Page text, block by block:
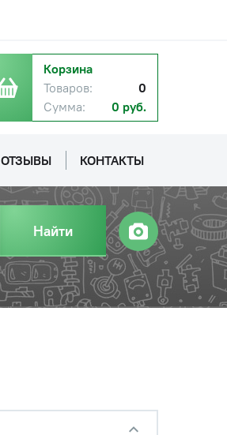
Корзина
Товаров:
0
Сумма:
0 руб.
ОТЗЫВЫ КОНТАКТЫ
Найти